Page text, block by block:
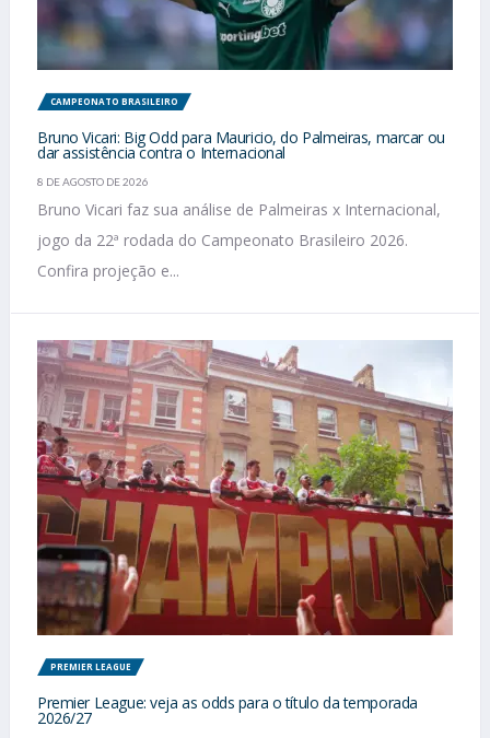
CAMPEONATO BRASILEIRO
Bruno Vicari: Big Odd para Mauricio, do Palmeiras, marcar ou
dar assistência contra o Internacional
8 DE AGOSTO DE 2026
Bruno Vicari faz sua análise de Palmeiras x Internacional,
jogo da 22ª rodada do Campeonato Brasileiro 2026.
Confira projeção e...
PREMIER LEAGUE
Premier League: veja as odds para o título da temporada
2026/27